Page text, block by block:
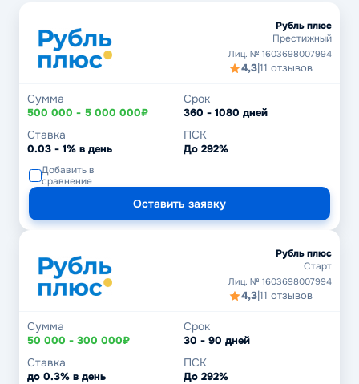
Рубль плюс
Престижный
Лиц. № 1603698007994
4,3|11 отзывов
Сумма
500 000 - 5 000 000₽
Срок
360 - 1080 дней
Ставка
0.03 - 1% в день
ПСК
До 292%
Добавить в
сравнение
Оставить заявку
Рубль плюс
Старт
Лиц. № 1603698007994
4,3|11 отзывов
Сумма
50 000 - 300 000₽
Срок
30 - 90 дней
Ставка
до 0.3% в день
ПСК
До 292%